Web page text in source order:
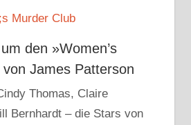
den »Women’s
James Patterson
Thomas, Claire
Bernhardt – die Stars von